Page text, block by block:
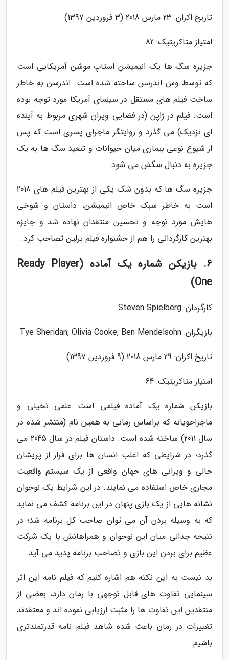
تاریخ اکران: 23 مارس 2018 (3 فروردین 1397)
امتیاز متاکریتیک: 82
جزیره سگ ها یک انیمیشن استاپ موشن آمریکایی است
که توسط وس اندرسن ساخته شده است. اندرسن به خاطر
ساخت فیلم های مستقل در سینمای آمریکا مورد توجه بوده
است. فیلم در ژاپن (در فضایی ویران شهری مربوط به آینده
ای نزدیک) می گذرد و روایتگر ماجرای پسری است که پس
از شیوع نوعی بیماری میان حیوانات و تبعید سگ ها به یک
جزیره به دنبال سگش می شود.
جزیره سگ ها که بدون شک یکی از بهترین فیلم های 2018
است به خاطر سبک خاص انیمیشن، داستان و شوخی
هایش مورد توجه و تحسین منتقدان نهاده شد و جایزه
بهترین کارگردانی را هم از جشنواره فیلم برلین تصاحب کرد.
6. بازیکن شماره یک آماده (Ready Player
One)
کارگردان: Steven Spielberg
بازیگران: Tye Sheridan, Olivia Cooke, Ben Mendelsohn
تاریخ اکران: 29 مارس 2018 (9 فروردین 1397)
امتیاز متاکریتیک: 64
بازیکن شماره یک آماده فیلمی است علمی تخیلی و
ماجراجویانه که براساس رمانی به همین نام (منتشر شده در
سال 2011) ساخته شده است. داستان فیلم در سال 2045 می
گذرد؛ در شرایطی که اغلب انسان ها برای فرار از پریشان
حالی و ویرانی های جهان واقعی از یک سیستم واقعیت
مجازی خاص استفاده می نمایند. در این شرایط یک نوجوان
نشانه هایی از یک بازی پنهان در این برنامه کشف می نماید
که به وسیله بردن آن می توان صاحب کل برنامه شد؛ در
نتیجه جدالی میان این نوجوان و همراهانش با یک شرکت
عظیم برای بردن این بازی و تصاحب برنامه پدید می آید.
بد نیست به این نکته هم اشاره کنیم که فیلم نامه این اثر
سینمایی تفاوت های قابل توجهی با رمان دارد، بعضی از
منتقدین این تفاوت ها را مثبت ارزیابی نموده اند و معتقدند
تغییرات در رمان باعث شده شاهد فیلم نامه قدرتمندتری
باشیم.